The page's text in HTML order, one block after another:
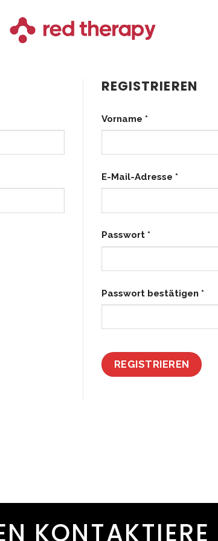
REGISTRIEREN
Vorname *
E-Mail-Adresse *
Passwort *Erforderlich
Passwort bestätigen *
REGISTRIEREN
KONTAKTIERE